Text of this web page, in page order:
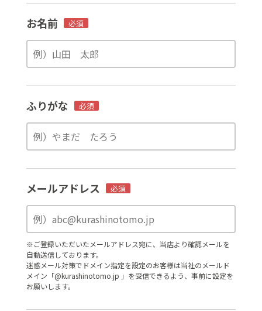
お名前 必須
ふりがな 必須
メールアドレス 必須
※ご登録いただいたメールアドレス宛に、当店より確認メールを
自動送信しております。
迷惑メール対策でドメイン指定を設定のお客様は当社のメールド
メイン「@kurashinotomo.jp 」を受信できるよう、事前に設定を
お願いします。